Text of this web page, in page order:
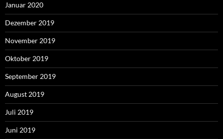
Januar 2020
Dezember 2019
November 2019
Oktober 2019
September 2019
August 2019
Juli 2019
Juni 2019